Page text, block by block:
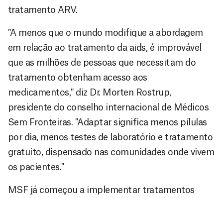
tratamento ARV.
"A menos que o mundo modifique a abordagem
em relação ao tratamento da aids, é improvável
que as milhões de pessoas que necessitam do
tratamento obtenham acesso aos
medicamentos," diz Dr. Morten Rostrup,
presidente do conselho internacional de Médicos
Sem Fronteiras. "Adaptar significa menos pílulas
por dia, menos testes de laboratório e tratamento
gratuito, dispensado nas comunidades onde vivem
os pacientes."
MSF já começou a implementar tratamentos